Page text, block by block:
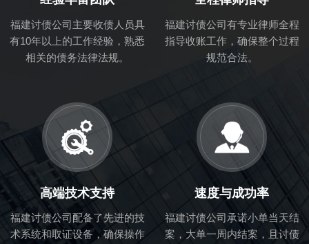
福建讨债公司主要收债人员具
有10年以上的工作经验，熟悉
相关的债务法律法规。
福建讨债公司有专业律师全程
指导收账工作，确保整个过程
规范合法。
高端技术支持
福建讨债公司配备了先进的技
术系统和取证设备，确保操作
速度与成功率
福建讨债公司承诺小单当天结
案，大单一周内结案，且讨债